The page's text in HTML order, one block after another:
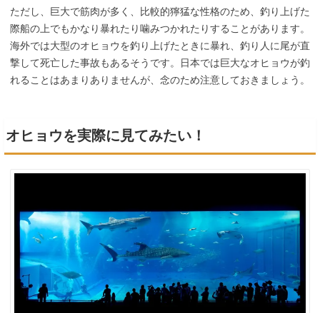
ただし、巨大で筋肉が多く、比較的獰猛な性格のため、釣り上げた
際船の上でもかなり暴れたり噛みつかれたりすることがあります。
海外では大型のオヒョウを釣り上げたときに暴れ、釣り人に尾が直
撃して死亡した事故もあるそうです。日本では巨大なオヒョウが釣
れることはあまりありませんが、念のため注意しておきましょう。
オヒョウを実際に見てみたい！